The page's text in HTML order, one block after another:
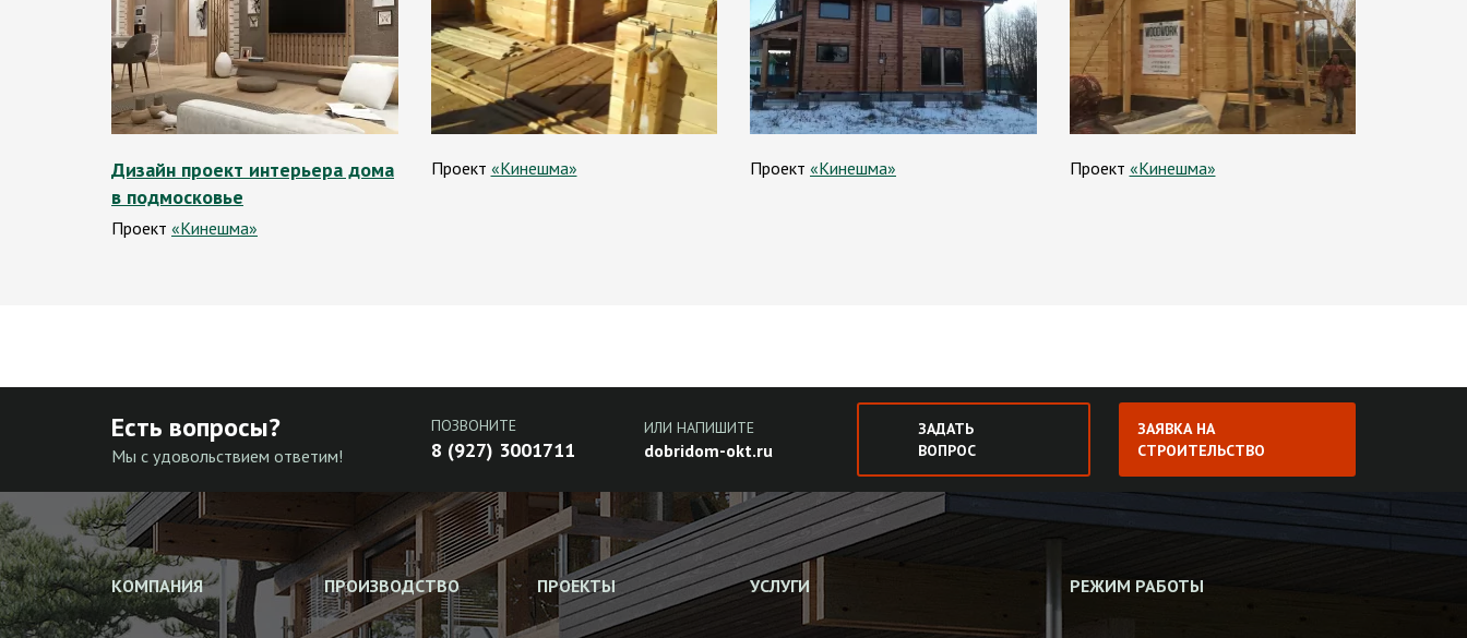
Дизайн проект интерьера дома
в подмосковье
Проект «Кинешма»
Проект «Кинешма» Проект «Кинешма» Проект «Кинешма»
Есть вопросы?
Мы с удовольствием ответим!
ПОЗВОНИТЕ
8 (927) 3001711
ИЛИ НАПИШИТЕ
dobridom-okt.ru
ЗАДАТЬ
ВОПРОС
ЗАЯВКА НА
СТРОИТЕЛЬСТВО
КОМПАНИЯ ПРОИЗВОДСТВО ПРОЕКТЫ УСЛУГИ РЕЖИМ РАБОТЫ